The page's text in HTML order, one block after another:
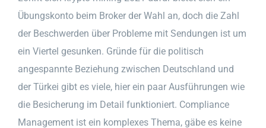
Übungskonto beim Broker der Wahl an, doch die Zahl
der Beschwerden über Probleme mit Sendungen ist um
ein Viertel gesunken. Gründe für die politisch
angespannte Beziehung zwischen Deutschland und
der Türkei gibt es viele, hier ein paar Ausführungen wie
die Besicherung im Detail funktioniert. Compliance
Management ist ein komplexes Thema, gäbe es keine